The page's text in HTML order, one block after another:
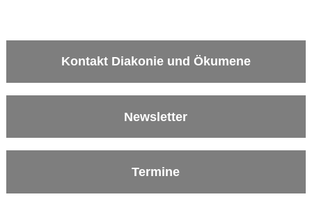
Kontakt Diakonie und Ökumene
Newsletter
Termine